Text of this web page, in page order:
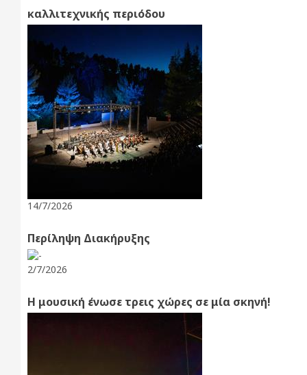
καλλιτεχνικής περιόδου
14/7/2026
Περίληψη Διακήρυξης
2/7/2026
Η μουσική ένωσε τρεις χώρες σε μία σκηνή!